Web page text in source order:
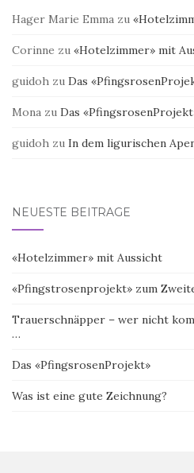
Hager Marie Emma zu
Corinne zu «Hotelzimmer» mit
guidoh zu Das
Mona zu Das
guidoh zu In dem ligurischen
NEUESTE BEITRÄGE
«Hotelzimmer» mit Aussicht
«Pfingstrosenprojekt» zum
Trauerschnäpper – wer nicht
…
Das «PfingsrosenProjekt»
Was ist eine gute Zeichnung?